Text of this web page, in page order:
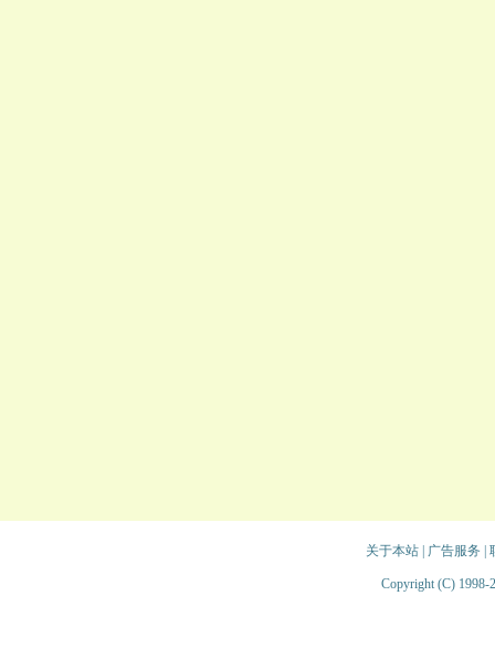
关于本站| 广告服务
Copyright (C) 1998-